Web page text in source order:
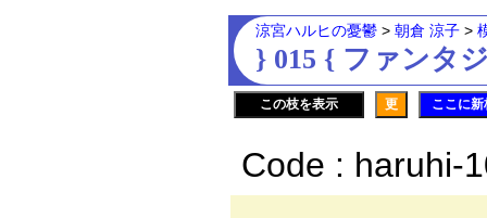
涼宮ハルヒの憂鬱 > 朝倉 涼子 >
} 015 { ファンタ
この枝を表示 更 ここに
Code : haruhi-